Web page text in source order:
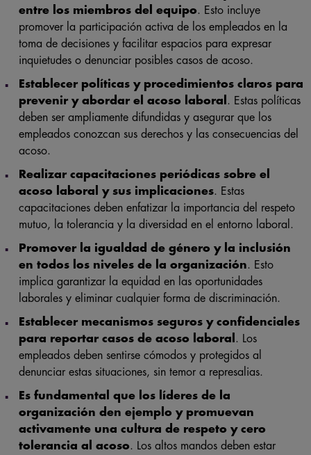
entre los miembros del equipo. Esto incluye
promover la participación activa de los empleados en la
toma de decisiones y facilitar espacios para expresar
inquietudes o denunciar posibles casos de acoso.
Establecer políticas y procedimientos claros para
prevenir y abordar el acoso laboral . Estas políticas
deben ser ampliamente difundidas y asegurar que los
empleados conozcan sus derechos y las consecuencias del
acoso.
Realizar capacitaciones periódicas sobre el
acoso laboral y sus implicaciones. Estas
capacitaciones deben enfatizar la importancia del respeto
mutuo, la tolerancia y la diversidad en el entorno laboral.
Promover la igualdad de género y la inclusión
en todos los niveles de la organización. Esto
implica garantizar la equidad en las oportunidades
laborales y eliminar cualquier forma de discriminación.
Establecer mecanismos seguros y confidenciales
para reportar casos de acoso laboral . Los
empleados deben sentirse cómodos y protegidos al
denunciar estas situaciones, sin temor a represalias.
Es fundamental que los líderes de la
organización den ejemplo y promuevan
activamente una cultura de respeto y cero
tolerancia al acoso. Los altos mandos deben estar